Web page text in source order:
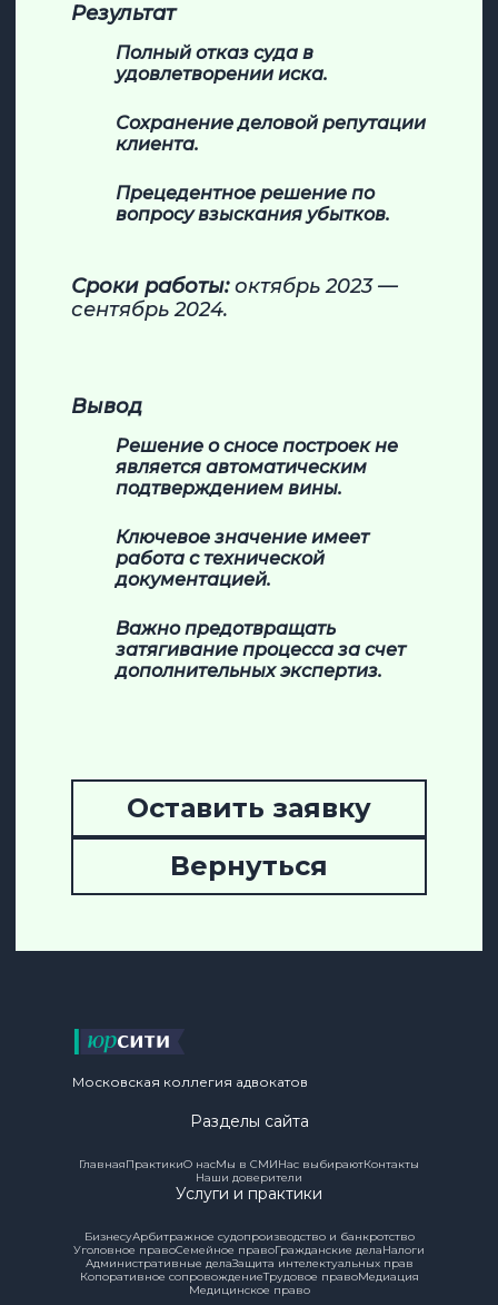
Результат
Полный отказ суда в
удовлетворении иска.
Сохранение деловой репутации
клиента.
Прецедентное решение по
вопросу взыскания убытков.
Сроки работы:октябрь 2023 —
сентябрь 2024.
Вывод
Решение о сносе построек не
является автоматическим
подтверждением вины.
Ключевое значение имеет
работа с технической
документацией.
Важно предотвращать
затягивание процесса за счет
дополнительных экспертиз.
Оставить заявку
Вернуться
Московская коллегия адвокатов
Разделы сайта
ГлавнаяПрактикиО насМы в СМИНас выбираютКонтакты
Наши доверители
Услуги и практики
БизнесуАрбитражное судопроизводство и банкротство
Уголовное правоСемейное правоГражданские делаНалоги
Административные делаЗащита интелектуальных прав
Копоративное сопровождениеТрудовое правоМедиация
Медицинское право